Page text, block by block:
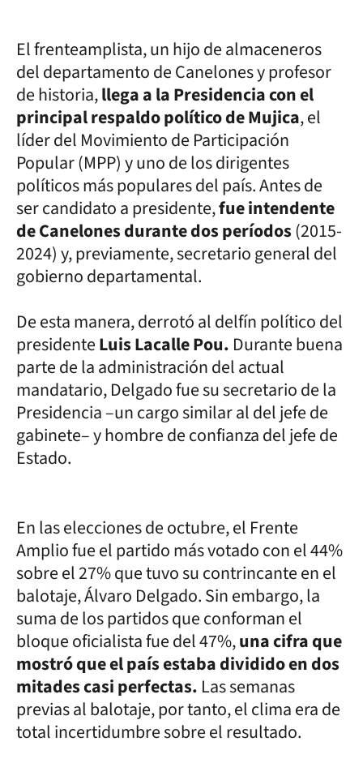
El frenteamplista, un hijo de almaceneros
del departamento de Canelones y profesor
de historia,llega a la Presidencia con el
principal respaldo político de Mujica, el
líder del Movimiento de Participación
Popular (MPP) y uno de los dirigentes
políticos más populares del país. Antes de
ser candidato a presidente,fue intendente
de Canelones durante dos períodos(2015-
2024) y, previamente, secretario general del
gobierno departamental.
De esta manera, derrotó al delfín político del
presidenteLuis Lacalle Pou. Durante buena
parte de la administración del actual
mandatario, Delgado fue su secretario de la
Presidencia –un cargo similar al del jefe de
gabinete– y hombre de confianza del jefe de
Estado.
En las elecciones de octubre, el Frente
Amplio fue el partido más votado con el 44%
sobre el 27% que tuvo su contrincante en el
balotaje, Álvaro Delgado. Sin embargo, la
suma de los partidos que conforman el
bloque oficialista fue del 47%,una cifra que
mostró que el país estaba dividido en dos
mitades casi perfectas. Las semanas
previas al balotaje, por tanto, el clima era de
total incertidumbre sobre el resultado.